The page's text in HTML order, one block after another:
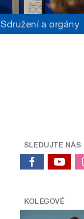
Sdružení a orgány
SLEDUJTE NÁS
KOLEGOVÉ